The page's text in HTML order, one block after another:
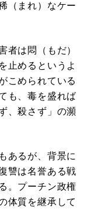
（まれ）なケー
は悶（もだ）
止めるというよ
こめられている
も、毒を盛れば
、殺さず」の瀕
あるが、背景に
讐は名誉ある戦
。プーチン政権
体質を継承して